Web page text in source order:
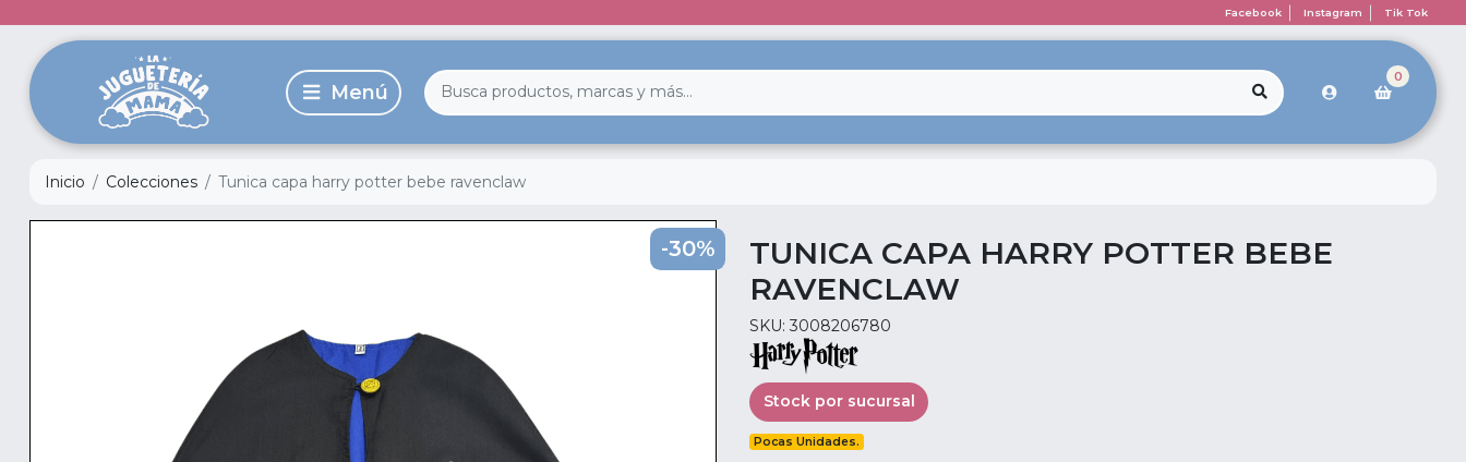
Facebook Instagram Tik Tok
0
Inicio Colecciones Tunica capa harry potter bebe ravenclaw
-30%
TUNICA CAPA HARRY POTTER BEBE
RAVENCLAW
SKU: 3008206780
Stock por sucursal
Pocas Unidades.